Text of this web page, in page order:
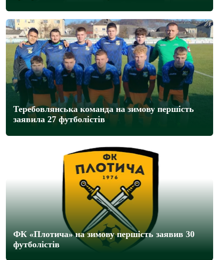
Теребовлянська команда на зимову першість
заявила 27 футболістів
ФК «Плотича» на зимову першість заявив 30
футболістів